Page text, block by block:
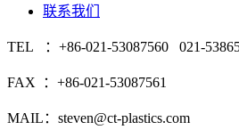
联系我们
TEL ：+86-021-53087560 021-
FAX ：+86-021-53087561
MAIL：steven@ct-plastics.com